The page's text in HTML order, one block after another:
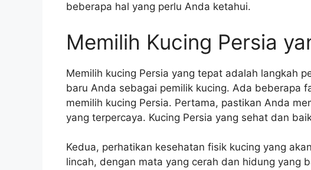
beberapa hal yang perlu Anda ketahui.
Memilih Kucing Persia
Memilih kucing Persia yang tepat adalah langkah
baru Anda sebagai pemilik kucing. Ada beberapa
memilih kucing Persia. Pertama, pastikan Anda
yang terpercaya. Kucing Persia yang sehat dan
Kedua, perhatikan kesehatan fisik kucing yang
lincah, dengan mata yang cerah dan hidung yang